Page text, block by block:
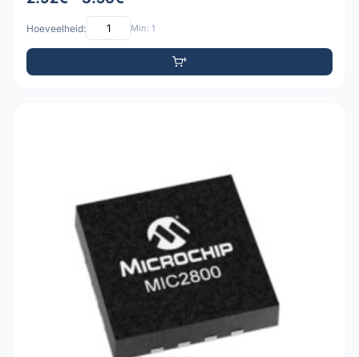
Hoeveelheid: Min: 1